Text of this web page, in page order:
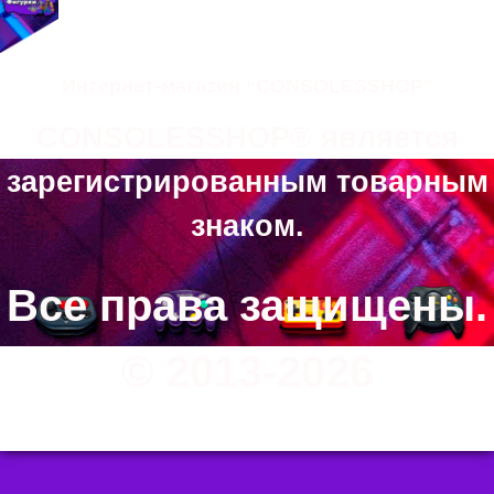
зарегистрированным товарным
знаком.
Все права защищены.